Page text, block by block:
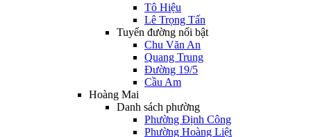
Tô Hiệu
Lê Trọng Tấn
Tuyến đường nổi bật
Chu Văn An
Quang Trung
Đường 19/5
Cầu Am
Hoàng Mai
Danh sách phường
Phường Định Công
Phường Hoàng Liệt